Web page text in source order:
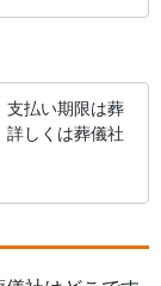
支払い期限は葬
詳しくは葬儀社